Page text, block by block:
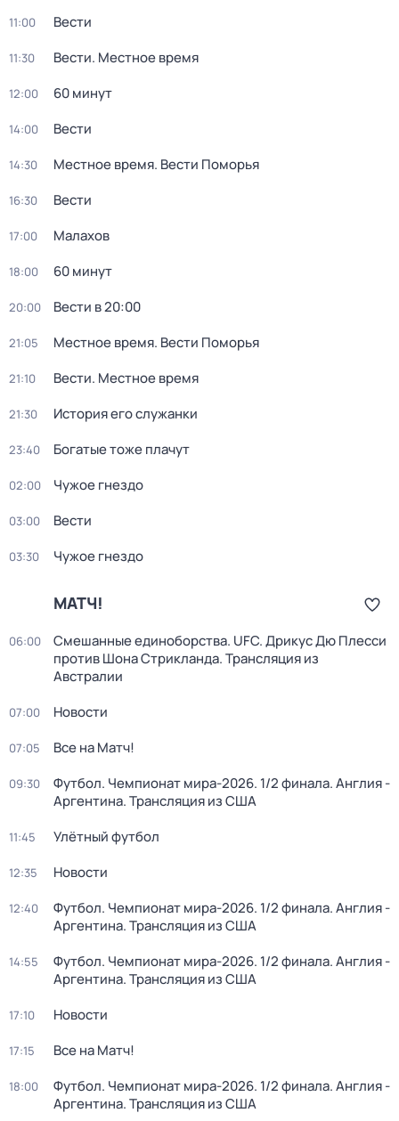
11:00 Вести
11:30 Вести. Местное время
12:00 60 минут
14:00 Вести
14:30 Местное время. Вести Поморья
16:30 Вести
17:00 Малахов
18:00 60 минут
20:00 Вести в 20:00
21:05 Местное время. Вести Поморья
21:10 Вести. Местное время
21:30 История его служанки
23:40 Богатые тоже плачут
02:00 Чужое гнездо
03:00 Вести
03:30 Чужое гнездо
МАТЧ!
06:00
Смешанные единоборства. UFC. Дрикус Дю Плесси
против Шона Стрикланда. Трансляция из
Австралии
07:00 Новости
07:05 Все на Матч!
09:30
Футбол. Чемпионат мира-2026. 1/2 финала. Англия -
Аргентина. Трансляция из США
11:45 Улётный футбол
12:35 Новости
12:40
Футбол. Чемпионат мира-2026. 1/2 финала. Англия -
Аргентина. Трансляция из США
14:55
Футбол. Чемпионат мира-2026. 1/2 финала. Англия -
Аргентина. Трансляция из США
17:10 Новости
17:15 Все на Матч!
18:00
Футбол. Чемпионат мира-2026. 1/2 финала. Англия -
Аргентина. Трансляция из США